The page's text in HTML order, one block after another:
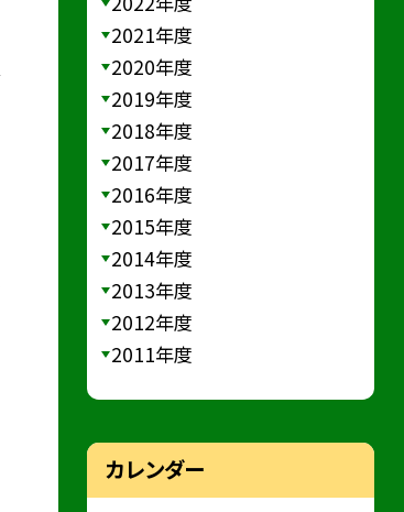
2021年度
2020年度
2019年度
2018年度
2017年度
2016年度
2015年度
2014年度
2013年度
2012年度
2011年度
カレンダー